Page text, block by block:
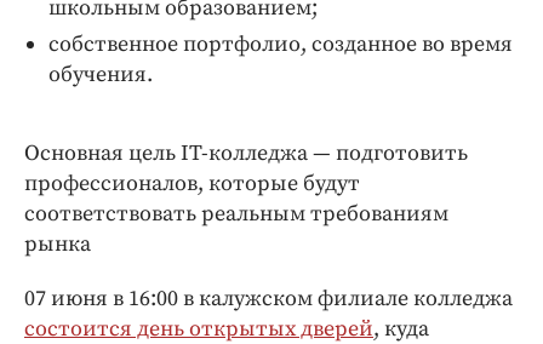
школьным образованием;
собственное портфолио, созданное во время
обучения.
Основная цель IT-колледжа — подготовить
профессионалов, которые будут
соответствовать реальным требованиям
рынка
07 июня в 16:00 в калужском филиале колледжа
состоится день открытых дверей, куда